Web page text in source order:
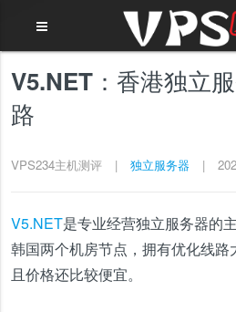
V5.NET：香港独立
路
VPS234主机测评 | 独立服务器 |
V5.NET是专业经营独立服务器的
韩国两个机房节点，拥有优化线
且价格还比较便宜。